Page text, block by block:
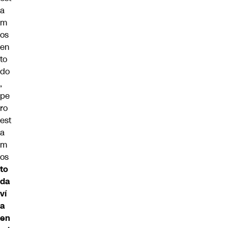
a
m
os
en
to
do
,
pe
ro
est
a
m
os
to
da
ví
a
en